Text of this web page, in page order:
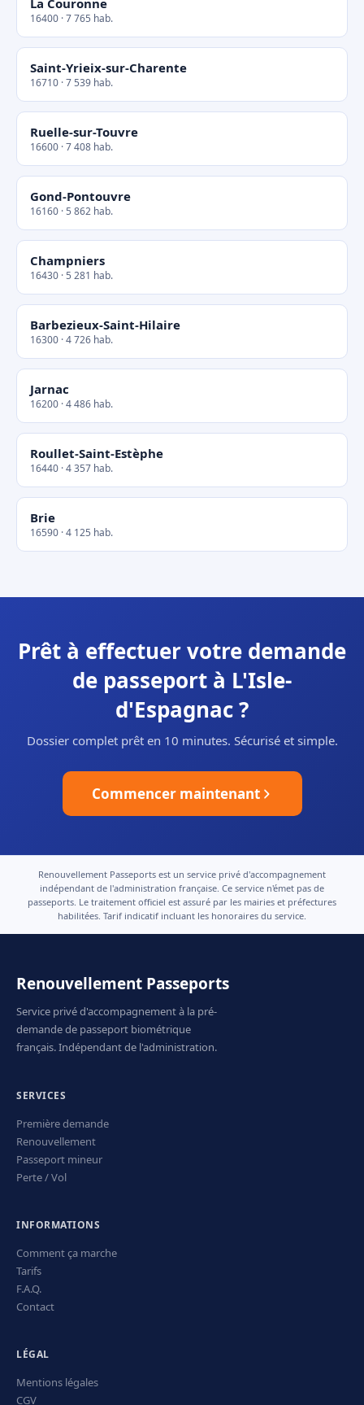
La Couronne
16400 · 7 765 hab.
Saint-Yrieix-sur-Charente
16710 · 7 539 hab.
Ruelle-sur-Touvre
16600 · 7 408 hab.
Gond-Pontouvre
16160 · 5 862 hab.
Champniers
16430 · 5 281 hab.
Barbezieux-Saint-Hilaire
16300 · 4 726 hab.
Jarnac
16200 · 4 486 hab.
Roullet-Saint-Estèphe
16440 · 4 357 hab.
Brie
16590 · 4 125 hab.
Prêt à effectuer votre demande
de passeport à L'Isle-
d'Espagnac ?
Dossier complet prêt en 10 minutes. Sécurisé et simple.
Commencer maintenant
Renouvellement Passeports est un service privé d'accompagnement
indépendant de l'administration française. Ce service n'émet pas de
passeports. Le traitement officiel est assuré par les mairies et préfectures
habilitées. Tarif indicatif incluant les honoraires du service.
Renouvellement Passeports
Service privé d'accompagnement à la pré-
demande de passeport biométrique
français. Indépendant de l'administration.
SERVICES
Première demande
Renouvellement
Passeport mineur
Perte / Vol
INFORMATIONS
Comment ça marche
Tarifs
F.A.Q.
Contact
LÉGAL
Mentions légales
CGV